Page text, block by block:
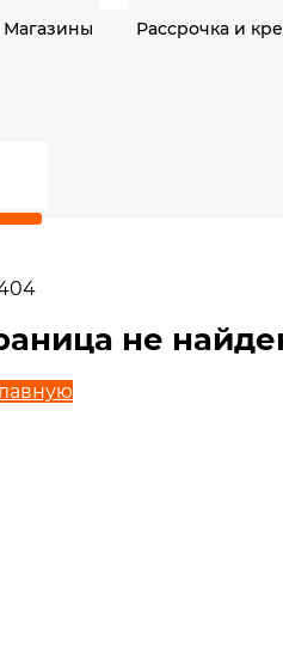
Магазины Рассрочка и
не